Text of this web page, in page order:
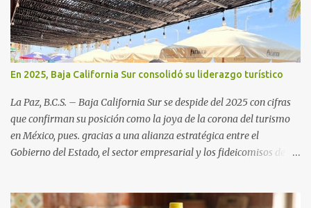
En 2025, Baja California Sur consolidó su liderazgo turístico
La Paz, B.C.S. – Baja California Sur se despide del 2025 con cifras
que confirman su posición como la joya de la corona del turismo
en México, pues. gracias a una alianza estratégica entre el
Gobierno del Estado, el sector empresarial y los fideicomisos de
una derrama económica sin precedentes. Las proyecciones para